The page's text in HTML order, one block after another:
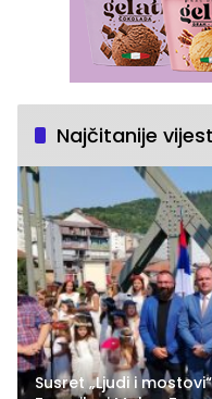
Najčitanije
Susret „Ljudi i